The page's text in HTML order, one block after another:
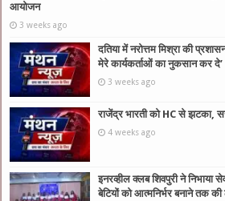
आयोजन
3 weeks ago
दतिया में नरोत्तम मिश्रा की
मेरे कार्यकर्ताओं का नुकसान कर दे’
3 weeks ago
राजेंद्र भारती को HC से झटका,
4 weeks ago
इनरव्हील क्लब शिवपुरी ने
बेटियों को आत्मनिर्भर बनाने तक की